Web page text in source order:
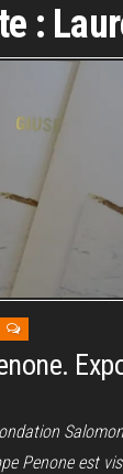
:
Penone est